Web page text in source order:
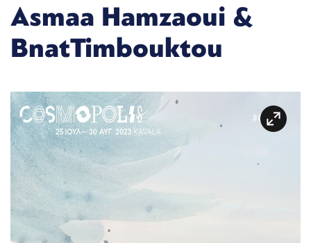
Asmaa Hamzaoui &
BnatTimbouktou